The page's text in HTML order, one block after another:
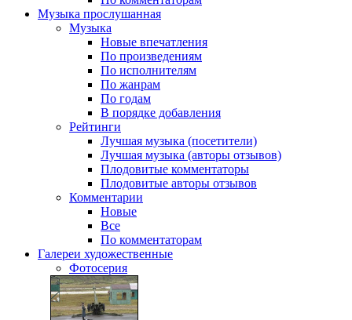
Музыка прослушанная
Музыка
Новые впечатления
По произведениям
По исполнителям
По жанрам
По годам
В порядке добавления
Рейтинги
Лучшая музыка (посетители)
Лучшая музыка (авторы отзывов)
Плодовитые комментаторы
Плодовитые авторы отзывов
Комментарии
Новые
Все
По комментаторам
Галереи художественные
Фотосерия